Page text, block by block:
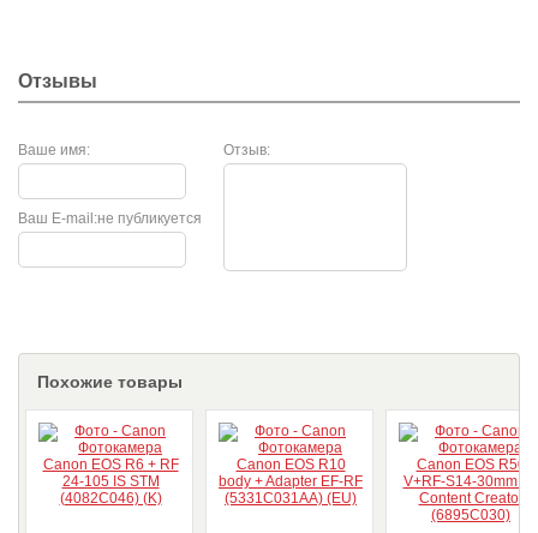
Отзывы
Ваше имя: Отзыв:
не публикуется
Ваш E-mail:
Похожие товары